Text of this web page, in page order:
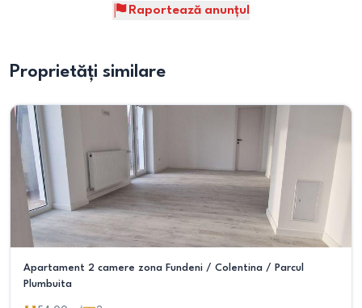
Raportează anunțul
Proprietăți similare
Apartament 2 camere zona Fundeni / Colentina / Parcul
Plumbuita